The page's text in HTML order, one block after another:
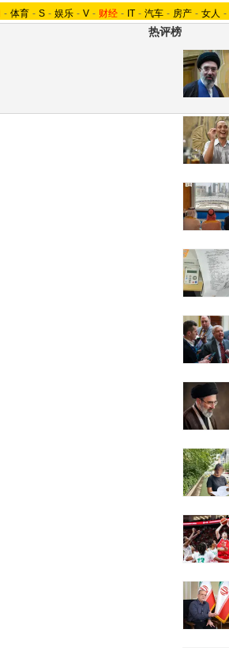
- 体育 - S - 娱乐 - V - 财经 - IT - 汽车 - 房产 - 女人 -
热评榜